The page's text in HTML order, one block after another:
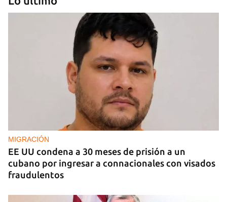
La Cuevita, el verdadero mercado mayorista de
Cuba, abastece la economía nacional
MIGRACIÓN
EE UU condena a 30 meses de prisión a un
cubano por ingresar a connacionales con visados
fraudulentos